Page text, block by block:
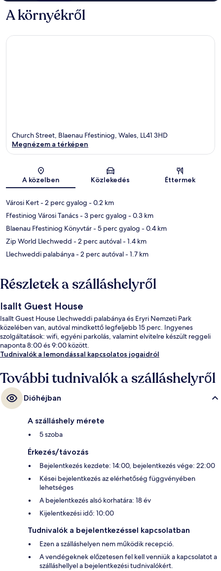
A környékről
Térkép
Church Street, Blaenau Ffestiniog, Wales, LL41 3HD
Megnézem a térképen
A közelben Közlekedés Éttermek
Városi Kert- 2 perc gyalog - 0.2 km
Ffestiniog Városi Tanács- 3 perc gyalog - 0.3 km
Blaenau Ffestiniog Könyvtár- 5 perc gyalog - 0.4 km
Zip World Llechwedd - 2 perc autóval- 1.4 km
Llechweddi palabánya- 2 perc autóval- 1.7 km
Részletek a szálláshelyről
Isallt Guest House
Isallt Guest House Llechweddi palabánya és Eryri Nemzeti Park
közelében van, autóval mindkettő legfeljebb 15 perc. Ingyenes
szolgáltatások: wifi, egyéni parkolás, valamint elvitelre készült reggeli
naponta 8:00 és 9:00 között.
Tudnivalók a lemondással kapcsolatos jogaidról
További tudnivalók a szálláshelyről
Dióhéjban
A szálláshely mérete
5 szoba
Érkezés/távozás
Bejelentkezés kezdete: 14:00, bejelentkezés vége: 22:00
Kései bejelentkezés az elérhetőség függvényében
lehetséges
A bejelentkezés alsó korhatára: 18 év
Kijelentkezési idő: 10:00
Tudnivalók a bejelentkezéssel kapcsolatban
Ezen a szálláshelyen nem működik recepció.
A vendégeknek előzetesen fel kell venniük a kapcsolatot a
szálláshellyel a bejelentkezési tudnivalókért.